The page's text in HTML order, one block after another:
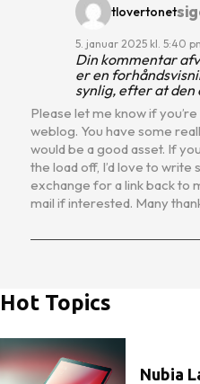
tlovertonet
5. januar 2025 kl. 5:40
Din kommentar
er en
synlig, efter at den
Please let me know if
weblog. You have some
would be a good asset. If
the load off, I’d love to
exchange for a link back to
mail if interested. Many
Hot Topics
Nubia